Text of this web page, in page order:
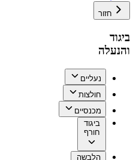
חזור
ביגוד
והנעלה
נעליים
חולצות
מכנסיים
ביגוד
חורף
הלבשה